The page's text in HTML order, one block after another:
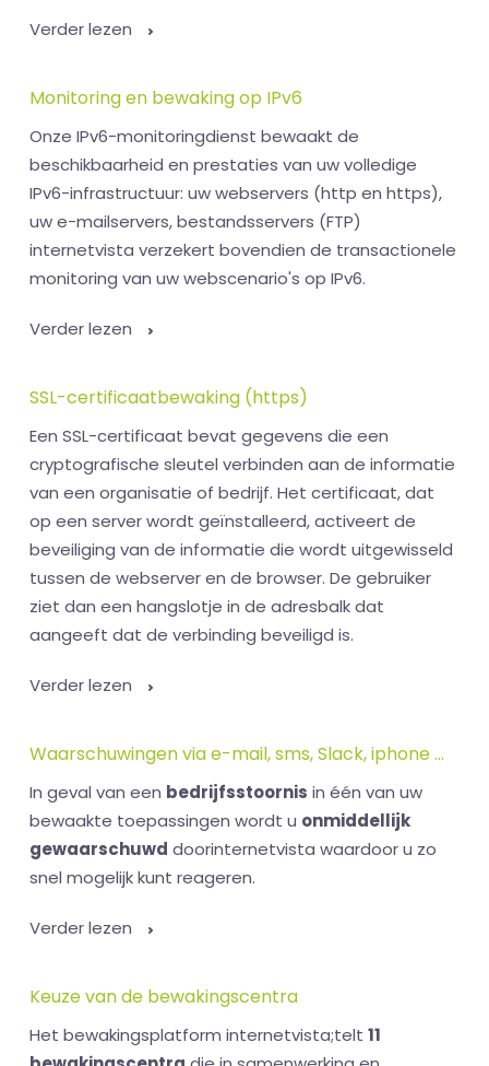
Verder lezen
Monitoring en bewaking op IPv6
Onze IPv6-monitoringdienst bewaakt de
beschikbaarheid en prestaties van uw volledige
IPv6-infrastructuur: uw webservers (http en https),
uw e-mailservers, bestandsservers (FTP)
internetvista verzekert bovendien de transactionele
monitoring van uw webscenario's op IPv6.
Verder lezen
SSL-certificaatbewaking (https)
Een SSL-certificaat bevat gegevens die een
cryptografische sleutel verbinden aan de informatie
van een organisatie of bedrijf. Het certificaat, dat
op een server wordt geïnstalleerd, activeert de
beveiliging van de informatie die wordt uitgewisseld
tussen de webserver en de browser. De gebruiker
ziet dan een hangslotje in de adresbalk dat
aangeeft dat de verbinding beveiligd is.
Verder lezen
Waarschuwingen via e-mail, sms, Slack, iphone ...
In geval van een bedrijfsstoornis in één van uw
bewaakte toepassingen wordt u onmiddellijk
gewaarschuwd doorinternetvista waardoor u zo
snel mogelijk kunt reageren.
Verder lezen
Keuze van de bewakingscentra
Het bewakingsplatform internetvista;telt 11